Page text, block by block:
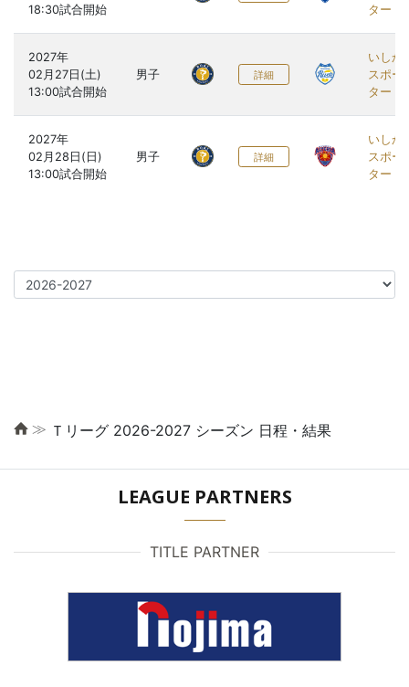
ター
2027年
02月27日(土)
男子 詳細
いしか
スポー
ター
2027年
02月28日(日)
男子 詳細
いしか
スポー
ター
≫ Ｔリーグ 2026-2027 シーズン 日程・結果
LEAGUE PARTNERS
TITLE PARTNER